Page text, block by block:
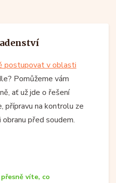
postupovat v oblasti
Pomůžeme vám
ať už jde o řešení
přípravu na kontrolu ze
obranu před soudem.
víte, co